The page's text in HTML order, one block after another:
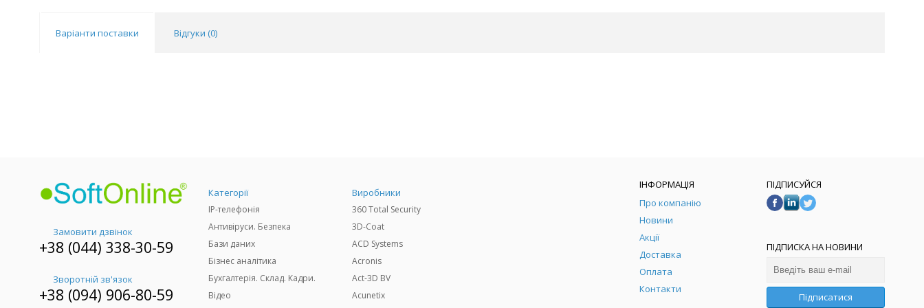
Варіанти поставки Відгуки (0)
Замовити дзвінок
+38 (044) 338-30-59
Зворотній зв'язок
+38 (094) 906-80-59
Категорії
IP-телефонія
Антивіруси. Безпека
Бази даних
Бізнес аналітика
Бухгалтерія. Склад. Кадри.
Відео
Виробники
360 Total Security
3D-Coat
ACD Systems
Acronis
Act-3D BV
Acunetix
ІНФОРМАЦІЯ
Про компанію
Новини
Акції
Доставка
Оплата
Контакти
ПІДПИСУЙСЯ
ПІДПИСКА НА НОВИНИ
Підписатися